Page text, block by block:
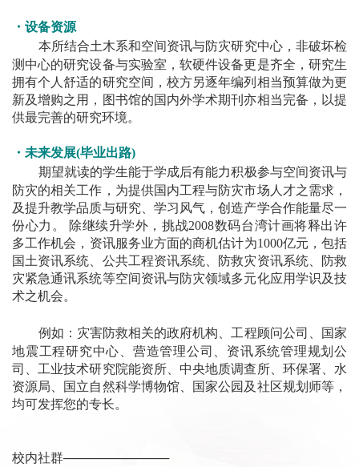
・设备资源
本所结合土木系和空间资讯与防灾研究中心，非破坏检
测中心的研究设备与实验室，软硬件设备更是齐全，研究生
拥有个人舒适的研究空间，校方另逐年编列相当预算做为更
新及增购之用，图书馆的国内外学术期刊亦相当完备，以提
供最完善的研究环境。
・未来发展(毕业出路)
期望就读的学生能于学成后有能力积极参与空间资讯与
防灾的相关工作，为提供国内工程与防灾市场人才之需求，
及提升教学品质与研究、学习风气，创造产学合作能量尽一
份心力。 除继续升学外，挑战2008数码台湾计画将释出许
多工作机会，资讯服务业方面的商机估计为1000亿元，包括
国土资讯系统、公共工程资讯系统、防救灾资讯系统、防救
灾紧急通讯系统等空间资讯与防灾领域多元化应用学识及技
术之机会。
例如：灾害防救相关的政府机构、工程顾问公司、国家
地震工程研究中心、营造管理公司、资讯系统管理规划公
司、工业技术研究院能资所、中央地质调查所、环保署、水
资源局、国立自然科学博物馆、国家公园及社区规划师等，
均可发挥您的专长。
校内社群────────────